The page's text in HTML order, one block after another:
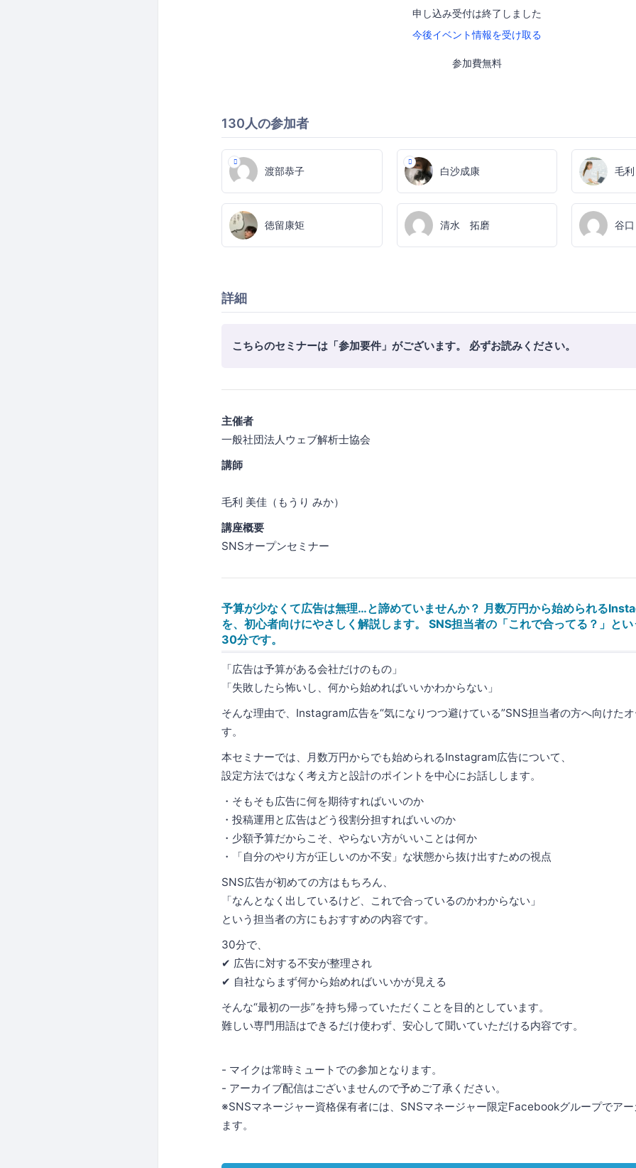
申し込み受付は終了しました
今後イベント情報を受け取る
参加費無料
130人の参加者
渡部恭子 白沙成康 毛
徳留康矩 清水 拓磨 谷
詳細
こちらのセミナーは「参加要件」がございます。 必ずお読みください。
主催者
一般社団法人ウェブ解析士協会
講師
毛利 美佳（もうり みか）
講座概要
SNSオープンセミナー
予算が少なくて広告は無理…と諦めていませんか？ 月数万円から始められる
を、初心者向けにやさしく解説します。 SNS担当者の「これで合ってる？」と
30分です。
「広告は予算がある会社だけのもの」
「失敗したら怖いし、何から始めればいいかわからない」
そんな理由で、Instagram広告を“気になりつつ避けている”SNS担当者の方へ向けた
す。
本セミナーでは、月数万円からでも始められるInstagram広告について、
設定方法ではなく考え方と設計のポイントを中心にお話しします。
・そもそも広告に何を期待すればいいのか
・投稿運用と広告はどう役割分担すればいいのか
・少額予算だからこそ、やらない方がいいことは何か
・「自分のやり方が正しいのか不安」な状態から抜け出すための視点
SNS広告が初めての方はもちろん、
「なんとなく出しているけど、これで合っているのかわからない」
という担当者の方にもおすすめの内容です。
30分で、
✔ 広告に対する不安が整理され
✔ 自社ならまず何から始めればいいかが見える
そんな“最初の一歩”を持ち帰っていただくことを目的としています。
難しい専門用語はできるだけ使わず、安心して聞いていただける内容です。
- マイクは常時ミュートでの参加となります。
- アーカイブ配信はございませんので予めご了承ください。
※SNSマネージャー資格保有者には、SNSマネージャー限定Facebookグループでア
ます。